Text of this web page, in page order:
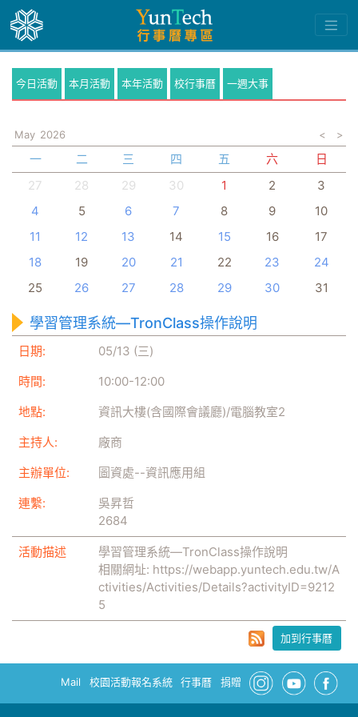
今日活動 本月活動 本年活動 校行事曆 一週大事
May 2026 < >
一 二 三 四 五 六
日
27
28 29 30 1 2
3
4
5 6 7 8 9
10
11
12 13 14 15 16
17
18
19 20 21 22 23
24
25
26 27 28 29 30 31
學習管理系統—TronClass操作說明
日期:
05/13 (三)
時間:
10:00-12:00
地點:
資訊大樓(含國際會議廳)/電腦教室2
主持人:
廠商
主辦單位:
圖資處--資訊應用組
連繫:
吳昇哲
2684
活動描述
學習管理系統—TronClass操作說明
相關網址: https://webapp.yuntech.edu.tw/A
ctivities/Activities/Details?activityID=9212
5
加到行事曆
Mail 校園活動報名系統 行事曆 捐贈